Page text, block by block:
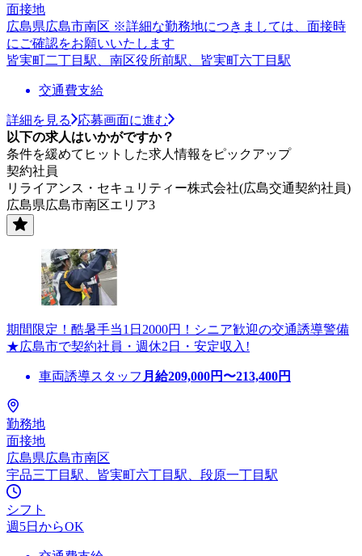
面接地
広島県広島市南区 ※詳細な勤務地につきましては、面接時
にご確認をお願いいたします
皆実町二丁目駅、南区役所前駅、皆実町六丁目駅
交通費支給
詳細を見る
応募画面に進む
以下の求人はいかがですか？
条件を緩めてヒットした求人情報をピックアップ
契約社員
リライアンス・セキュリティー株式会社(広島交通契約社員)
広島県広島市南区エリア3
期間限定！酷暑手当1日2000円！シニア歓迎の交通誘導警備
★広島市で契約社員・週休2日・安定収入!
車両誘導スタッフ 月給209,000円〜213,400円
勤務地
面接地
広島県広島市南区
宇品三丁目駅、皆実町六丁目駅、段原一丁目駅
シフト
週5日からOK